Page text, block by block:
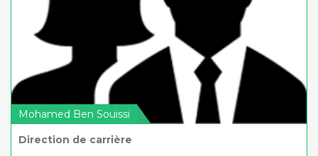
Mohamed Ben Souissi
Direction de carrière